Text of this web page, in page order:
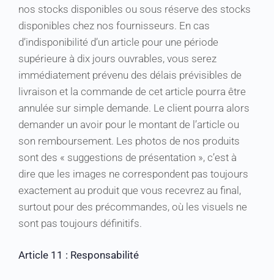
nos stocks disponibles ou sous réserve des stocks
disponibles chez nos fournisseurs. En cas
d’indisponibilité d’un article pour une période
supérieure à dix jours ouvrables, vous serez
immédiatement prévenu des délais prévisibles de
livraison et la commande de cet article pourra être
annulée sur simple demande. Le client pourra alors
demander un avoir pour le montant de l’article ou
son remboursement. Les photos de nos produits
sont des « suggestions de présentation », c’est à
dire que les images ne correspondent pas toujours
exactement au produit que vous recevrez au final,
surtout pour des précommandes, où les visuels ne
sont pas toujours définitifs.
Article 11 : Responsabilité